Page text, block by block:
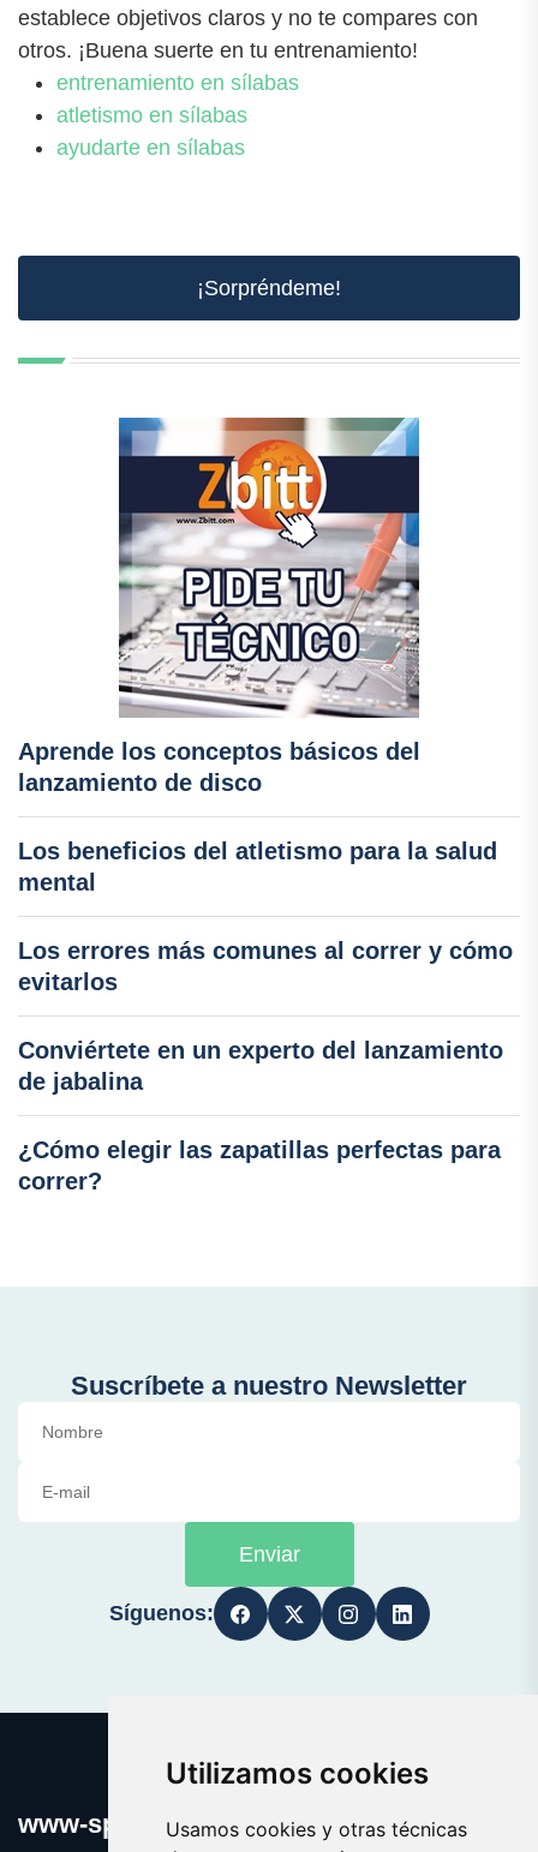
Utilizamos cookies
Usamos cookies y otras técnicas
establece objetivos claros y no te compares con
otros. ¡Buena suerte en tu entrenamiento!
entrenamiento en sílabas
atletismo en sílabas
ayudarte en sílabas
¡Sorpréndeme!
Aprende los conceptos básicos del
lanzamiento de disco
Los beneficios del atletismo para la salud
mental
Los errores más comunes al correr y cómo
evitarlos
Conviértete en un experto del lanzamiento
de jabalina
¿Cómo elegir las zapatillas perfectas para
correr?
Suscríbete a nuestro Newsletter
Enviar
Síguenos:
www-sport.es